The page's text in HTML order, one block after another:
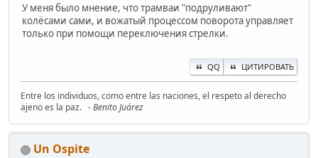
У меня было мнение, что трамваи "подруливают"
колёсами сами, и вожатый процессом поворота управляет
только при помощи переключения стрелки.
QQ ЦИТИРОВАТЬ
Entre los individuos, como entre las naciones, el respeto al derecho
ajeno es la paz. - Benito Juárez
Un Ospite